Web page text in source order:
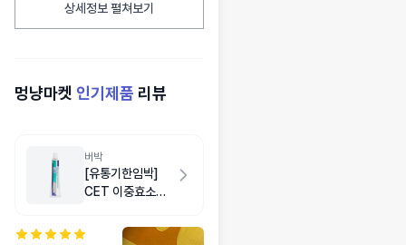
상세정보 펼쳐보기
멍냥마켓 인기제품 리뷰
버박
[유통기한임박]
CET 이중효소치